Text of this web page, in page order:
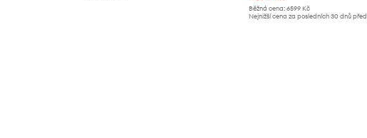
Běžná cena: 6599 Kč
Nejnižší cena za posledních 30 dnů